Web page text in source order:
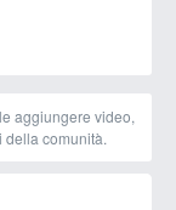
aggiungere video,
della comunità.